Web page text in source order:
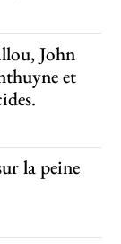
John
et
la peine